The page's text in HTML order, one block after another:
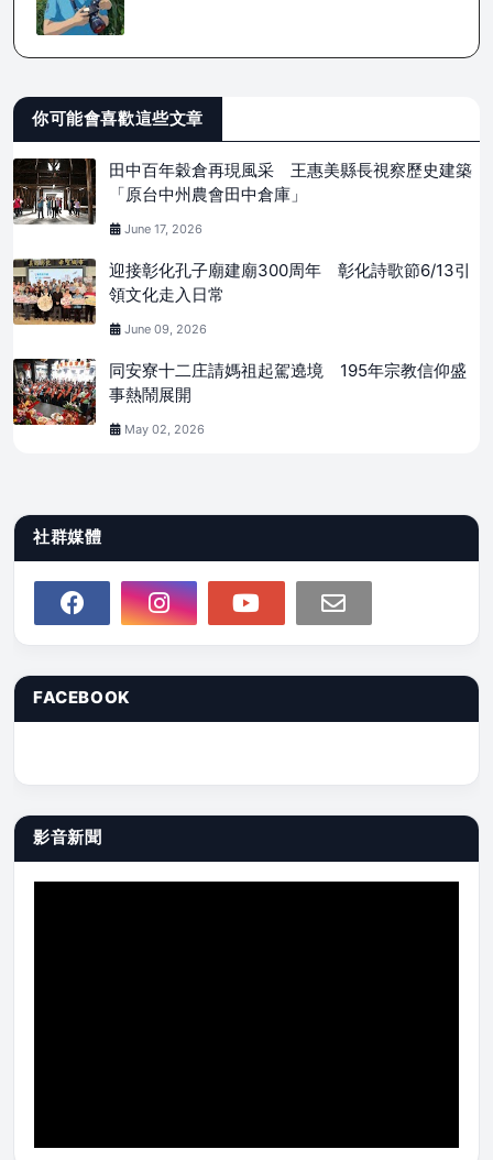
你可能會喜歡這些文章
田中百年穀倉再現風采 王惠美縣長視察歷史建築
「原台中州農會田中倉庫」
June 17, 2026
迎接彰化孔子廟建廟300周年 彰化詩歌節6/13引
領文化走入日常
June 09, 2026
同安寮十二庄請媽祖起駕遶境 195年宗教信仰盛
事熱鬧展開
May 02, 2026
社群媒體
FACEBOOK
影音新聞